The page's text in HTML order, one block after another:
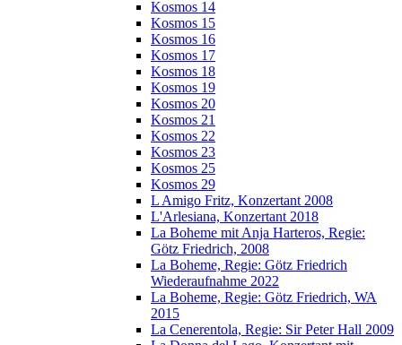
Kosmos 14
Kosmos 15
Kosmos 16
Kosmos 17
Kosmos 18
Kosmos 19
Kosmos 20
Kosmos 21
Kosmos 22
Kosmos 23
Kosmos 25
Kosmos 29
L Amigo Fritz, Konzertant 2008
L'Arlesiana, Konzertant 2018
La Boheme mit Anja Harteros, Regie:
Götz Friedrich, 2008
La Boheme, Regie: Götz Friedrich
Wiederaufnahme 2022
La Boheme, Regie: Götz Friedrich, WA
2015
La Cenerentola, Regie: Sir Peter Hall 2009